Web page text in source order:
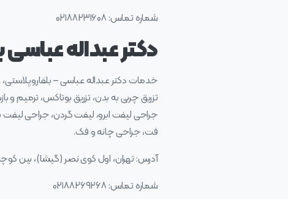
شماره تماس: ۰۲۱۸۸۲۳۱۶۰۸
دکتر عبداله
خدمات دکتر عبداله عباسی –
تزریق چربی به بدن، تزریق بوتاکس،
جراحی لیفت ابرو، لیفت گردن، جراحی
فت، جراحی چانه و فک.
آدرس: تهران، اول کوی نصر (گیشا)، بین کوچه ۲ و ۴، پلاک ۲۵، طبقه
شماره تماس: ۰۲۱۸۸۲۶۹۲۶۸